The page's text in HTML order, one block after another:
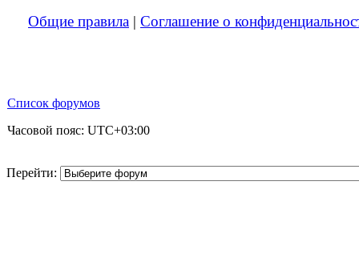
Общие правила | Соглашение о
Список форумов
Часовой пояс: UTC+03:00
Перейти: